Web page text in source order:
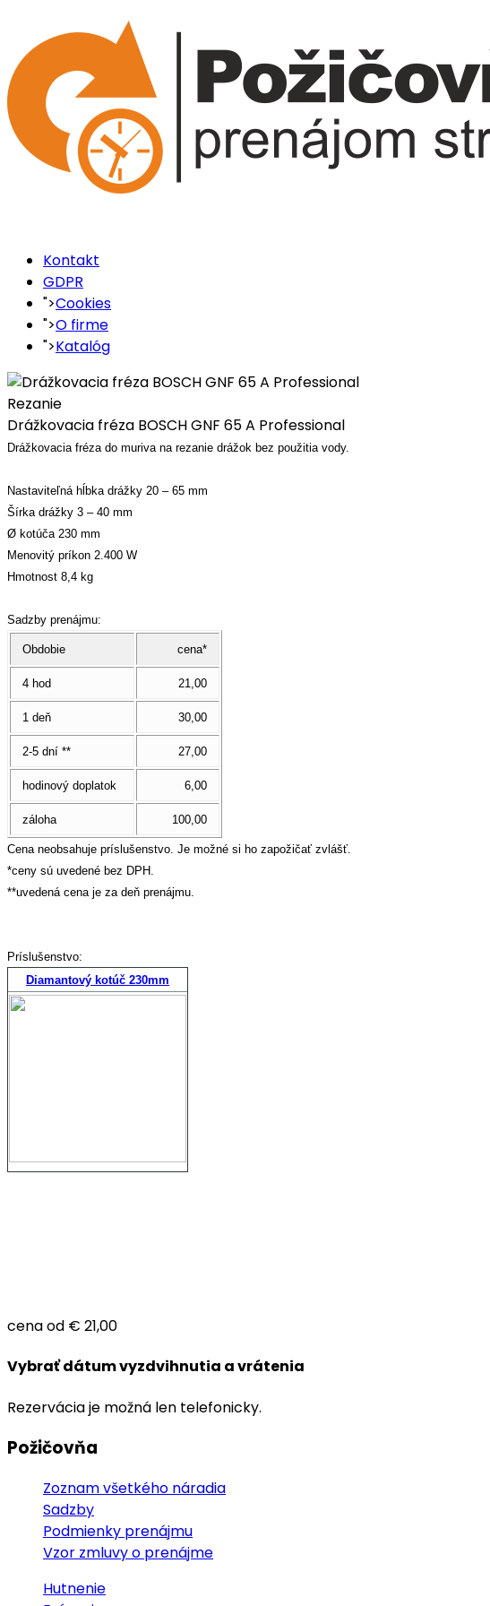
Kontakt
GDPR
">Cookies
">O firme
">Katalóg
Rezanie
Drážkovacia fréza BOSCH GNF 65 A Professional
Drážkovacia fréza do muriva na rezanie drážok bez použitia vody.
Nastaviteľná hĺbka drážky 20 – 65 mm
Šírka drážky 3 – 40 mm
Ø kotúča 230 mm
Menovitý príkon 2.400 W
Hmotnost 8,4 kg
Sadzby prenájmu:
Obdobie cena*
4 hod 21,00
1 deň 30,00
2-5 dní ** 27,00
hodinový doplatok 6,00
záloha 100,00
Cena neobsahuje príslušenstvo. Je možné si ho zapožičať zvlášť.
*ceny sú uvedené bez DPH.
**uvedená cena je za deň prenájmu.
Príslušenstvo:
Diamantový kotúč 230mm
cena od € 21,00
Vybrať dátum vyzdvihnutia a vrátenia
Rezervácia je možná len telefonicky.
Požičovňa
Zoznam všetkého náradia
Sadzby
Podmienky prenájmu
Vzor zmluvy o prenájme
Hutnenie